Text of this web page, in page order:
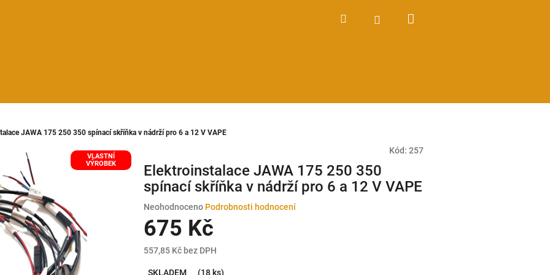
Hledat Přihlášení
JAWA 175 250 350 spínací skříňka v nádrží pro 6 a 12 V VAPE
VLASTNÍ
VÝROBEK
Kód: 257
Elektroinstalace JAWA 175 250 350
spínací skříňka v nádrží pro 6 a 12 V VAPE
Průměrné
hodnocení
produktu
0,0
Neohodnoceno Podrobnosti hodnocení
675 Kč
557,85 Kč bez DPH
SKLADEM
(18 ks)